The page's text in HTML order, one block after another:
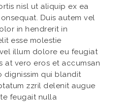
nisl ut aliquip ex ea
Duis autem vel
in hendrerit in
esse molestie
illum dolore eu feugiat
at vero eros et accumsan
dignissim qui blandit
zzril delenit augue
feugait nulla